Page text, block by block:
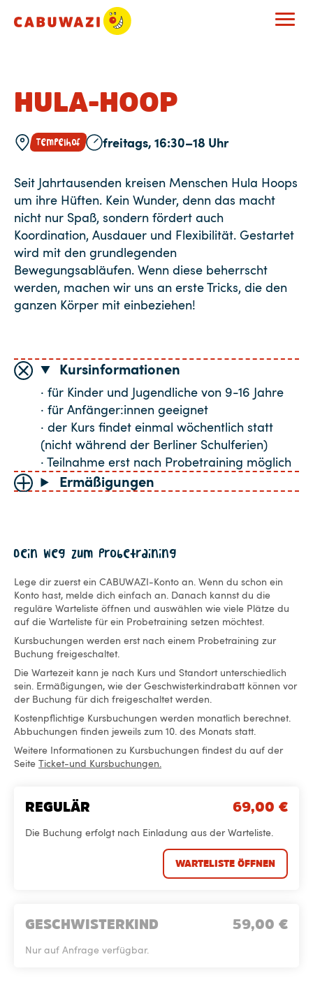
HULA-HOOP
Tempelhof freitags, 16:30–18 Uhr
Seit Jahrtausenden kreisen Menschen Hula Hoops
um ihre Hüften. Kein Wunder, denn das macht
nicht nur Spaß, sondern fördert auch
Koordination, Ausdauer und Flexibilität. Gestartet
wird mit den grundlegenden
Bewegungsabläufen. Wenn diese beherrscht
werden, machen wir uns an erste Tricks, die den
ganzen Körper mit einbeziehen!
Kursinformationen
· für Kinder und Jugendliche von 9-16 Jahre
· für Anfänger:innen geeignet
· der Kurs findet einmal wöchentlich statt
(nicht während der Berliner Schulferien)
· Teilnahme erst nach Probetraining möglich
Ermäßigungen
Dein Weg zum Probetraining
Lege dir zuerst ein CABUWAZI-Konto an. Wenn du schon ein
Konto hast, melde dich einfach an. Danach kannst du die
reguläre Warteliste öffnen und auswählen wie viele Plätze du
auf die Warteliste für ein Probetraining setzen möchtest.
Kursbuchungen werden erst nach einem Probetraining zur
Buchung freigeschaltet.
Die Wartezeit kann je nach Kurs und Standort unterschiedlich
sein. Ermäßigungen, wie der Geschwisterkindrabatt können vor
der Buchung für dich freigeschaltet werden.
Kostenpflichtige Kursbuchungen werden monatlich berechnet.
Abbuchungen finden jeweils zum 10. des Monats statt.
Weitere Informationen zu Kursbuchungen findest du auf der
Seite Ticket-und Kursbuchungen.
REGULÄR 69,00 €
Die Buchung erfolgt nach Einladung aus der Warteliste.
WARTELISTE ÖFFNEN
GESCHWISTERKIND 59,00 €
Nur auf Anfrage verfügbar.